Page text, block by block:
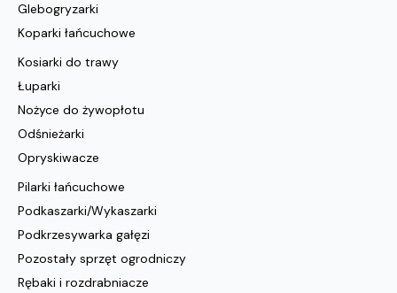
Glebogryzarki
Koparki łańcuchowe
Kosiarki do trawy
Łuparki
Nożyce do żywopłotu
Odśnieżarki
Opryskiwacze
Pilarki łańcuchowe
Podkaszarki/Wykaszarki
Podkrzesywarka gałęzi
Pozostały sprzęt ogrodniczy
Rębaki i rozdrabniacze